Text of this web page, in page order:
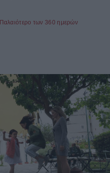
Παλαιότερο των 360 ημερών